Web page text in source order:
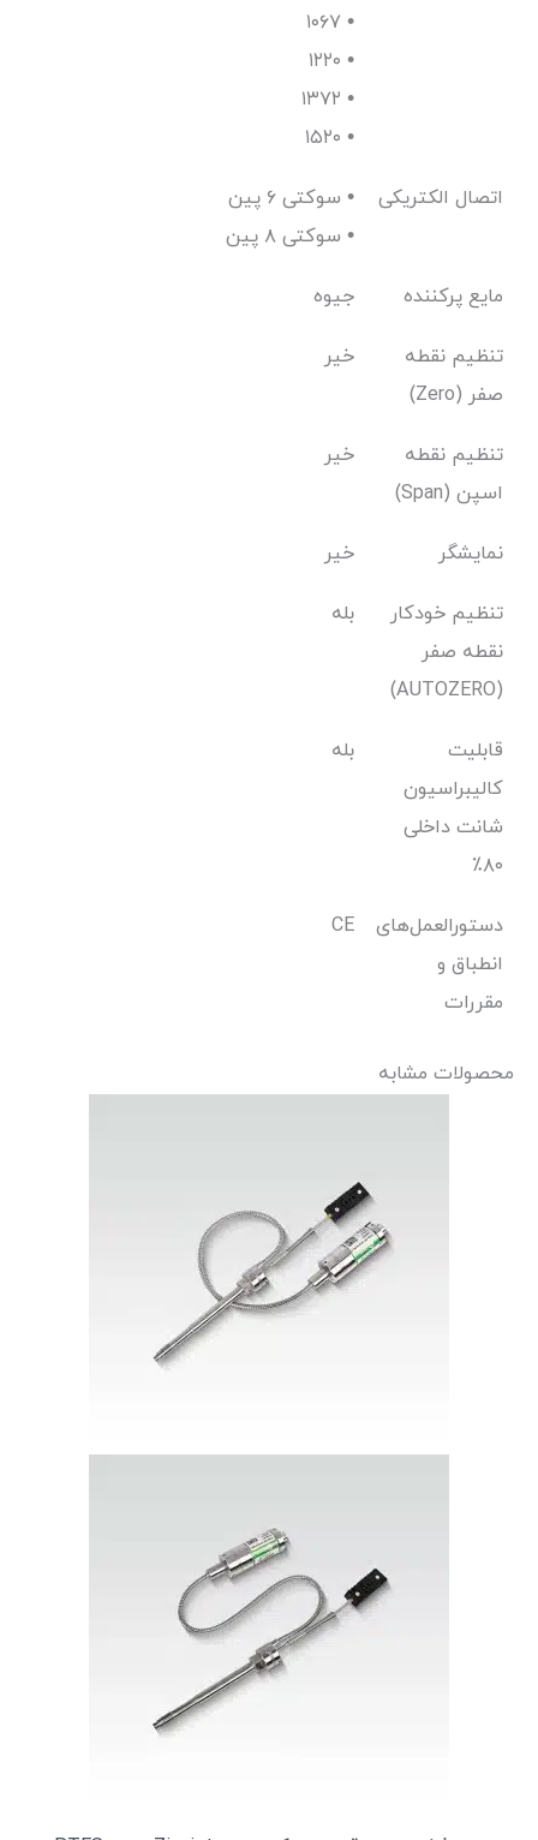
۱۰۶۷ •
۱۲۲۰ •
۱۳۷۲ •
۱۵۲۰ •
اتصال الکتریکی
سوکتی ۶ پین •
سوکتی ۸ پین •
مایع پرکننده جیوه
تنظیم نقطه
صفر (Zero)
خیر
تنظیم نقطه
اسپن (Span)
خیر
نمایشگر خیر
تنظیم خودکار
نقطه صفر
(AUTOZERO)
بله
قابلیت
کالیبراسیون
شانت داخلی
۸۰٪
بله
دستورالعمل‌های
انطباق و
مقررات
CE
محصولات مشابه